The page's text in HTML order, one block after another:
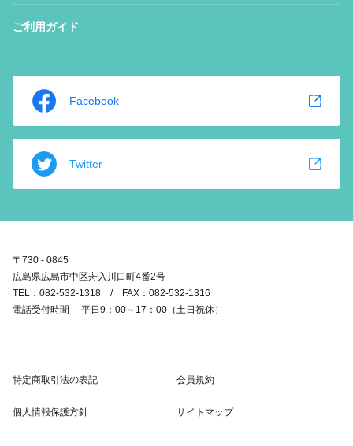
ご利用ガイド
Facebook
Twitter
〒730 - 0845
広島県広島市中区舟入川口町4番2号
TEL：082-532-1318 / FAX：082-532-1316
電話受付時間 平日9：00～17：00（土日祝休）
特定商取引法の表記 会員規約
個人情報保護方針 サイトマップ